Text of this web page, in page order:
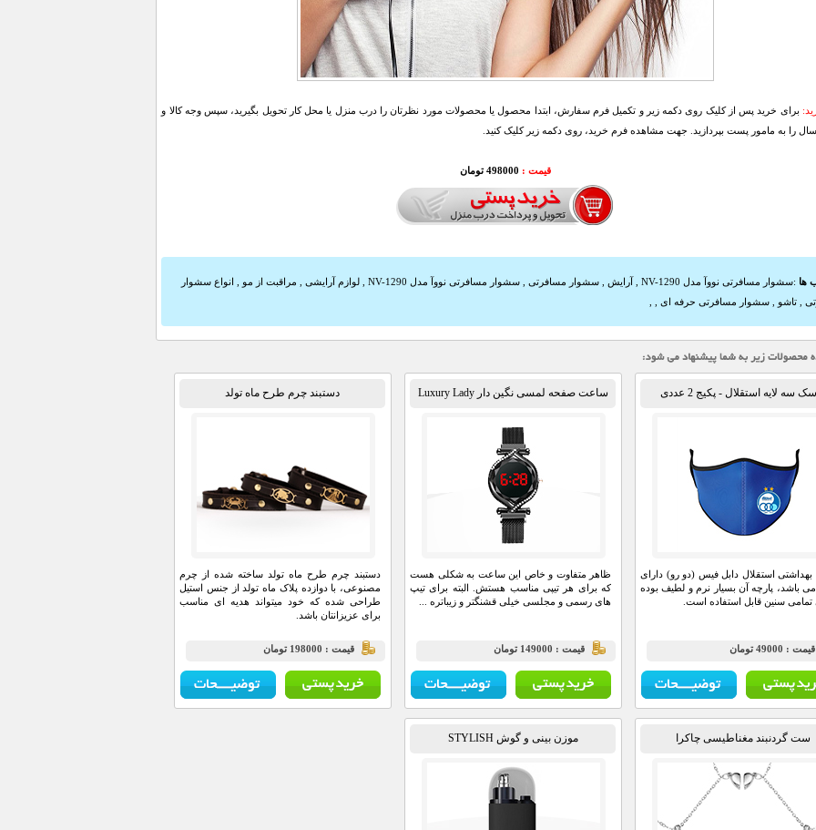
برای خرید پس از کلیک روی دکمه زیر و تکمیل فرم سفارش، ابتدا محصول یا محصولات مورد نظرتان را درب منزل یا محل کار تحویل بگیرید، سپس وجه کالا و
را به مامور پست بپردازید. جهت مشاهده فرم خرید، روی دکمه زیر کلیک کنید.
قیمت : 498000 تومان
ها :سشوار مسافرتی نووآ مدل NV-1290 آرایش سشوار مسافرتی سشوار مسافرتی نووآ مدل NV-1290 لوازم آرایشی مراقبت از مو
انواع سشوار
تاشو سشوار مسافرتی حرفه ای
سه لایه استقلال - پکیج 2 عددی
استقلال دابل فیس (دو رو) دارای
می باشد، پارچه آن بسیار نرم و لطیف بوده
تمامی سنین قابل استفاده است.
قيمت : 49000 تومان
ساعت صفحه لمسی نگین دار Luxury Lady
ظاهر متفاوت و خاص این ساعت به شکلی هست
که برای هر تیپی مناسب هستش. البته برای تیپ
های رسمی و مجلسی خیلی قشنگتر و زیباتره ...
قيمت : 149000 تومان
دستبند چرم طرح ماه تولد
دستبند چرم طرح ماه تولد ساخته شده از چرم
مصنوعی، با دوازده پلاک ماه تولد از جنس استیل
طراحی شده که خود میتواند هدیه ای مناسب
برای عزیزانتان باشد.
قيمت : 198000 تومان
ست گردنبند مغناطیسی چاکرا موزن بینی و گوش STYLISH